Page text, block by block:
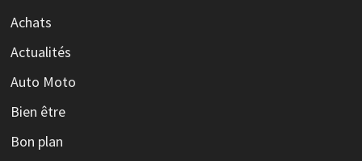
Achats
Actualités
Auto Moto
Bien être
Bon plan